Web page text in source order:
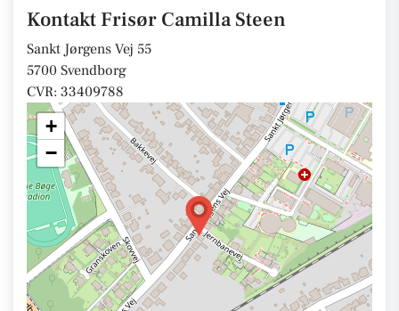
Kontakt Frisør Camilla Steen
Sankt Jørgens Vej 55
5700 Svendborg
CVR: 33409788
+
−